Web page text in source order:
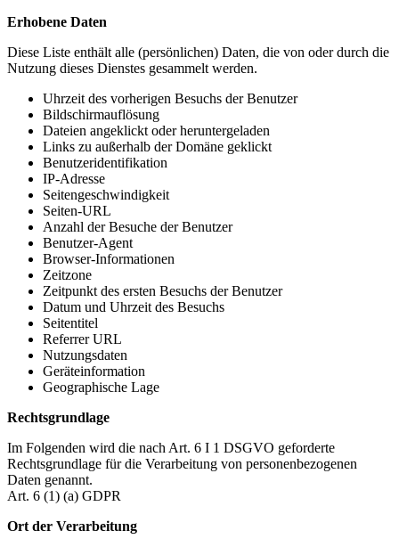
Erhobene Daten
Diese Liste enthält alle (persönlichen) Daten, die von oder durch die
Nutzung dieses Dienstes gesammelt werden.
Uhrzeit des vorherigen Besuchs der Benutzer
Bildschirmauflösung
Dateien angeklickt oder heruntergeladen
Links zu außerhalb der Domäne geklickt
Benutzeridentifikation
IP-Adresse
Seitengeschwindigkeit
Seiten-URL
Anzahl der Besuche der Benutzer
Benutzer-Agent
Browser-Informationen
Zeitzone
Zeitpunkt des ersten Besuchs der Benutzer
Datum und Uhrzeit des Besuchs
Seitentitel
Referrer URL
Nutzungsdaten
Geräteinformation
Geographische Lage
Rechtsgrundlage
Im Folgenden wird die nach Art. 6 I 1 DSGVO geforderte
Rechtsgrundlage für die Verarbeitung von personenbezogenen
Daten genannt.
Art. 6 (1) (a) GDPR
Ort der Verarbeitung